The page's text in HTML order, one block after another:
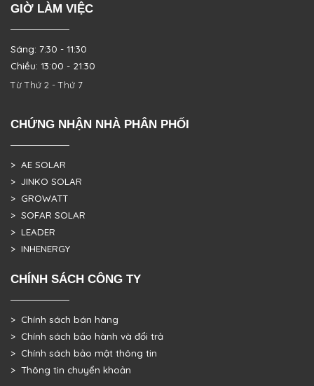
GIỜ LÀM VIỆC
Sáng: 7:30 - 11:30
Chiều: 13:00 - 21:30
Từ Thứ 2 - Thứ 7
CHỨNG NHẬN NHÀ PHÂN PHỐI
> AE SOLAR
> JINKO SOLAR
> GROWATT
> SOFAR SOLAR
> LEADER
> INHENERGY
CHÍNH SÁCH CÔNG TY
> Chính sách bán hàng
> Chính sách bảo hành và đổi trả
> Chính sách bảo mật thông tin
> Thông tin chuyển khoản